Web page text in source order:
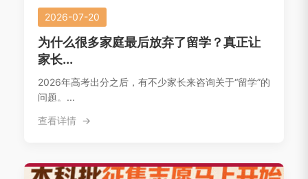
2026-07-20
为什么很多家庭最后放弃了留学？真正让
家长...
2026年高考出分之后，有不少家长来咨询关于“留学”的
问题。...
查看详情